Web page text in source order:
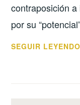
contraposición
por su
SEGUIR LEYENDO